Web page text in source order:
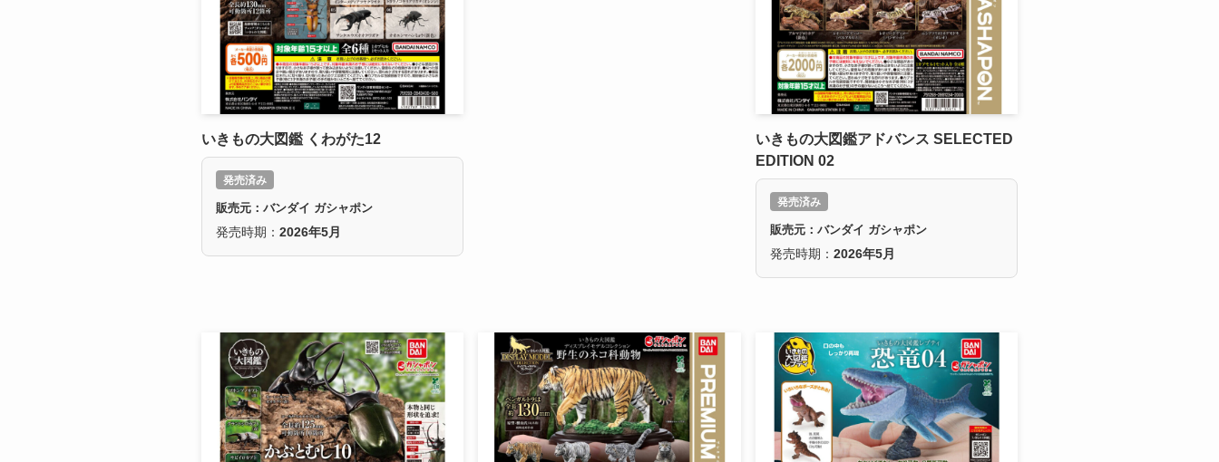
いきもの大図鑑 くわがた12
発売済み
販売元：バンダイ ガシャポン
発売時期： 2026年5月
いきもの大図鑑アドバンス SELECTED
EDITION 02
発売済み
販売元：バンダイ ガシャポン
発売時期： 2026年5月